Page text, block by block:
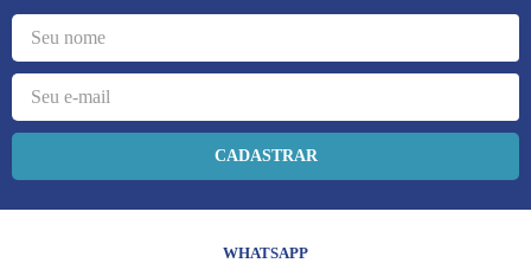
CADASTRAR
WHATSAPP